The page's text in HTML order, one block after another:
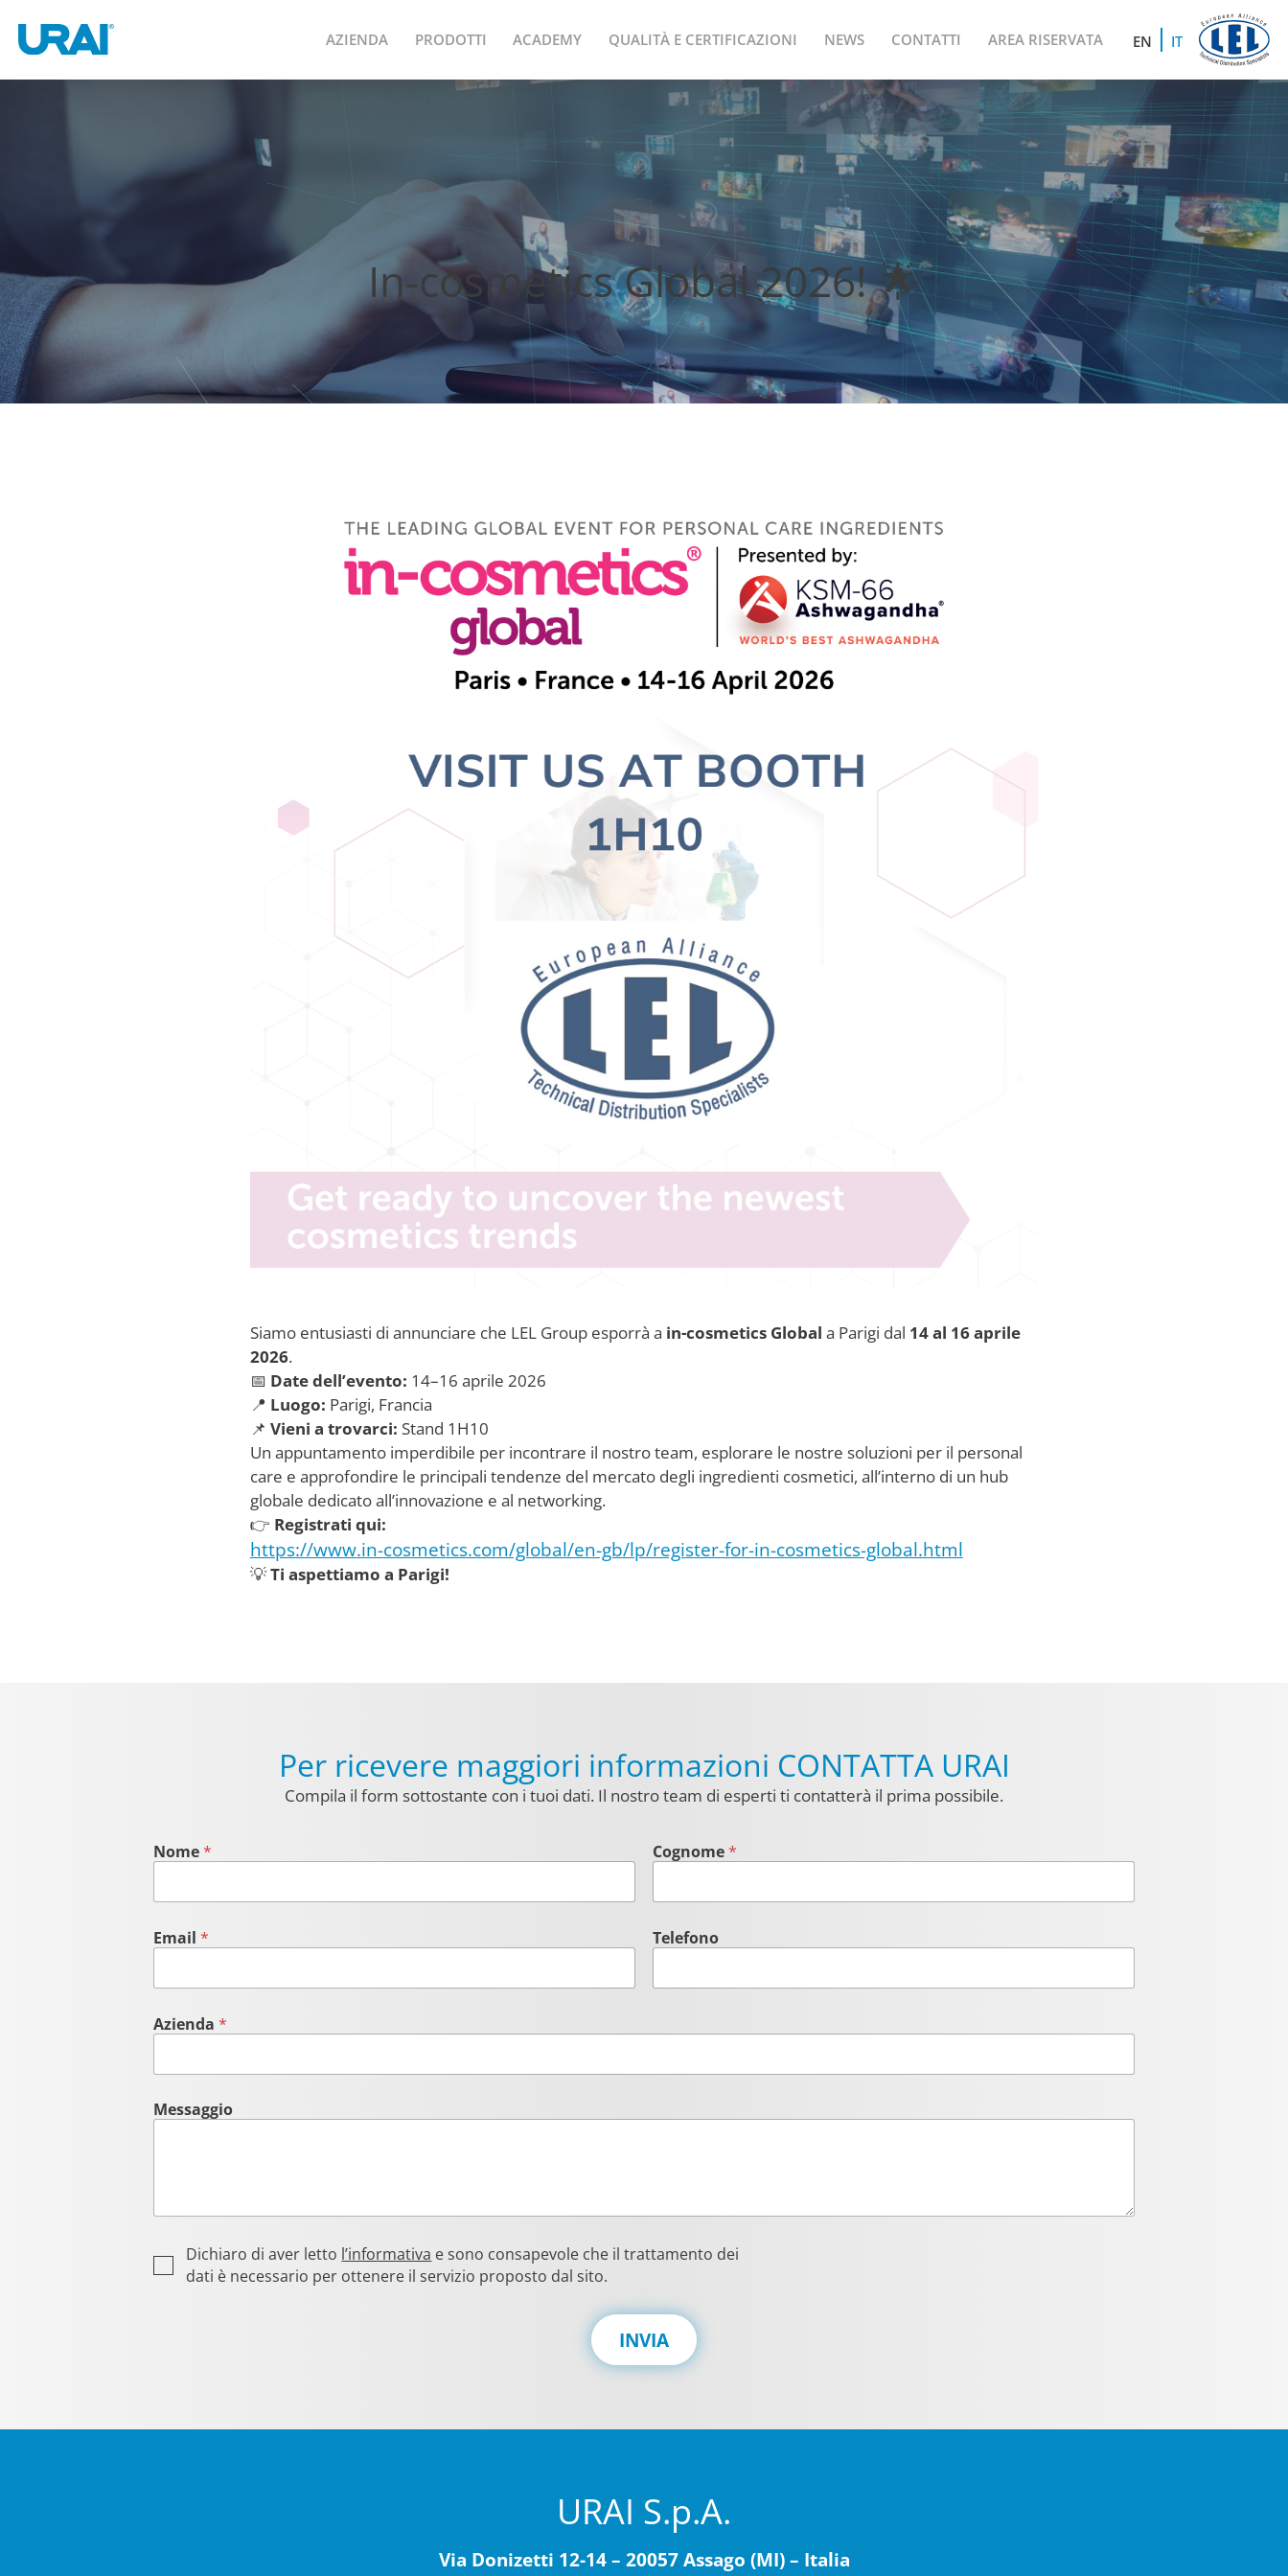
AZIENDA PRODOTTI ACADEMY QUALITÀ E CERTIFICAZIONI NEWS CONTATTI AREA RISERVATA EN IT
In-cosmetics Global 2026! 🌟
Siamo entusiasti di annunciare che LEL Group esporrà a in-cosmetics Global a Parigi dal 14 al 16 aprile
2026.
📅 Date dell’evento: 14–16 aprile 2026
📍 Luogo: Parigi, Francia
📌 Vieni a trovarci: Stand 1H10
Un appuntamento imperdibile per incontrare il nostro team, esplorare le nostre soluzioni per il personal
care e approfondire le principali tendenze del mercato degli ingredienti cosmetici, all’interno di un hub
globale dedicato all’innovazione e al networking.
👉 Registrati qui:
https://www.in-cosmetics.com/global/en-gb/lp/register-for-in-cosmetics-global.html
💡Ti aspettiamo a Parigi!
Per ricevere maggiori informazioni CONTATTA URAI
Compila il form sottostante con i tuoi dati. Il nostro team di esperti ti contatterà il prima possibile.
Nome* Cognome*
Email * Telefono
Azienda *
Messaggio
P
r
Dichiaro di aver letto l’informativa e sono consapevole che il trattamento dei
dati è necessario per ottenere il servizio proposto dal sito.
INVIA
URAI S.p.A.
Via Donizetti 12-14 – 20057 Assago (MI) – Italia